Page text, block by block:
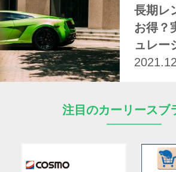
長期レ
お得？
ュレー
注目のカーリースブ